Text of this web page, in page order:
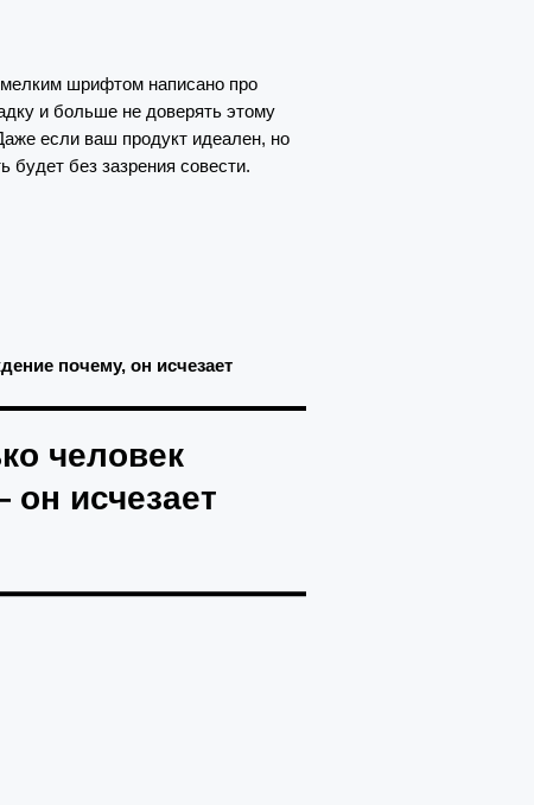
мелким шрифтом написано про
и больше не доверять этому
если ваш продукт идеален, но
будет без зазрения совести.
почему, он исчезает
человек
исчезает